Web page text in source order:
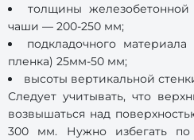
толщины
чаши — 200-250 мм;
подкладочного материала
пленка) 25мм-50 мм;
высоты вертикальной
Следует учитывать, что
возвышаться над
300 мм. Нужно избегать по